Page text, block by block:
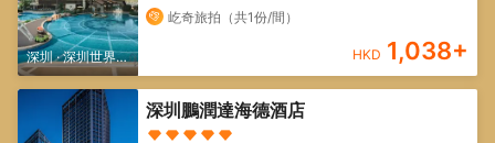
深圳·深圳世界之
窗/深圳歡樂谷
屹奇旅拍（共1份/間）
HKD 1,038+
深圳鵬潤達海德酒店